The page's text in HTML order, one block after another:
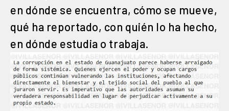
en dónde se encuentra, cómo se mueve,
qué ha reportado, con quién lo ha hecho,
en dónde estudia o trabaja.